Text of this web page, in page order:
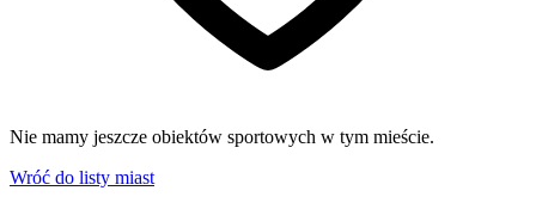
Nie mamy jeszcze obiektów sportowych w tym mieście.
Wróć do listy miast